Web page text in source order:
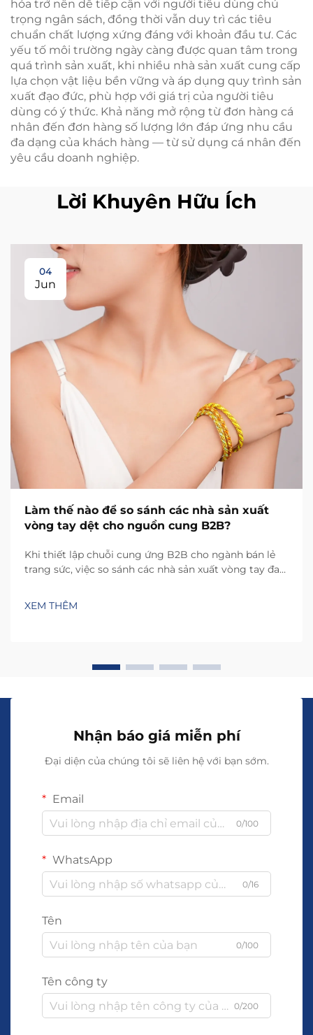
hóa trở nên dễ tiếp cận với người tiêu dùng chú
trọng ngân sách, đồng thời vẫn duy trì các tiêu
chuẩn chất lượng xứng đáng với khoản đầu tư. Các
yếu tố môi trường ngày càng được quan tâm trong
quá trình sản xuất, khi nhiều nhà sản xuất cung cấp
lựa chọn vật liệu bền vững và áp dụng quy trình sản
xuất đạo đức, phù hợp với giá trị của người tiêu
dùng có ý thức. Khả năng mở rộng từ đơn hàng cá
nhân đến đơn hàng số lượng lớn đáp ứng nhu cầu
đa dạng của khách hàng — từ sử dụng cá nhân đến
yêu cầu doanh nghiệp.
Lời Khuyên Hữu Ích
04
Jun
Làm thế nào để so sánh các nhà sản xuất
vòng tay dệt cho nguồn cung B2B?
Khi thiết lập chuỗi cung ứng B2B cho ngành bán lẻ
trang sức, việc so sánh các nhà sản xuất vòng tay đan
bằng giữa chất lượng, khả năng mở rộng và tính khả
thi thương mại. Đặc tính thủ công của quy trình sản
XEM THÊM
Nhận báo giá miễn phí
Đại diện của chúng tôi sẽ liên hệ với bạn sớm.
Email
0/100
WhatsApp
0/16
Tên
0/100
Tên công ty
0/200